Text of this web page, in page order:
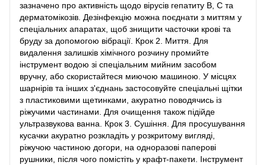
зазначено про активність щодо вірусів гепатиту В, С та
дерматомікозів. Дезінфекцію можна поєднати з миттям у
спеціальних апаратах, щоб знищити часточки крові та
бруду за допомогою вібрації. Крок 2. Миття. Для
видалення залишків хімічного розчину промийте
інструмент водою зі спеціальним мийним засобом
вручну, або скористайтеся миючою машиною. У місцях
шарнірів та інших з'єднань застосовуйте спеціальні щітки
з пластиковими щетинками, акуратно поводячись із
ріжучими частинами. Для очищення також підійде
ультразвукова ванна. Крок 3. Сушіння. Для просушування
кусачки акуратно розкладіть у розкритому вигляді,
ріжучою частиною догори, на одноразові паперові
рушники, після чого помістіть у крафт-пакети. Інструмент